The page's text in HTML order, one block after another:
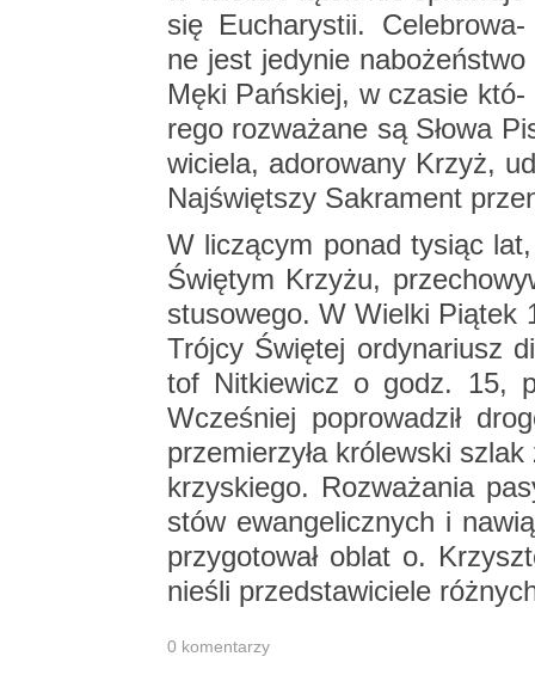
się Eu­cha­ry­stii. Ce­le­bro­wa­
ne jest je­dy­nie na­bo­żeń­stwo
Męki Pań­skiej, w cza­sie któ­
re­go roz­wa­ża­ne są Słowa
wi­cie­la, ad­o­ro­wa­ny Krzyż,
Naj­święt­szy Sa­kra­ment
W li­czą­cym ponad ty­siąc
Świę­tym Krzy­żu,
stu­so­we­go. W Wiel­ki Pią­tek
Trój­cy Świę­tej or­dy­na­riusz
tof Nit­kie­wicz o godz. 15,
Wcze­śniej po­pro­wa­dził
prze­mie­rzy­ła kró­lew­ski
krzy­skie­go. Roz­wa­ża­nia
stów ewan­ge­licz­nych i
przy­go­to­wał oblat o.
nie­śli przed­sta­wi­cie­le
0 ko­men­ta­rzy